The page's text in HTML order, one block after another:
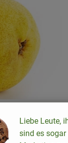
Liebe Leute,
sind es